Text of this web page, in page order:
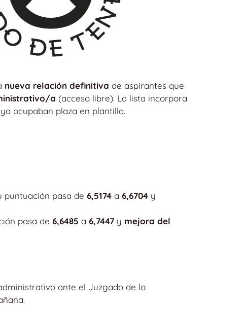
nueva relación definitiva de aspirantes que
a (acceso libre). La lista incorpora
ocupaban plaza en plantilla.
puntuación pasa de 6,5174 a 6,6704 y
pasa de 6,6485 a 6,7447 y mejora del
ante el Juzgado de lo